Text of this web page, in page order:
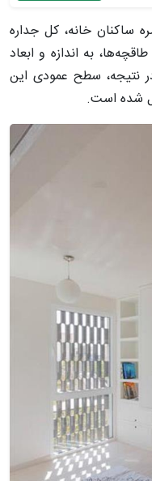
ساکنان خانه، کل جداره
به اندازه و ابعاد
نتیجه، سطح عمودی این
شده است.